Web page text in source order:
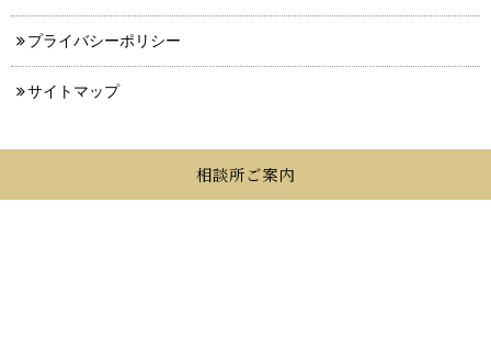
プライバシーポリシー
サイトマップ
相談所ご案内